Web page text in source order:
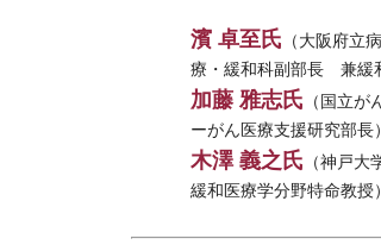
濱 卓至氏 （大阪府立
療・緩和科副部長 兼緩
加藤 雅志氏 （国立
ーがん医療支援研究部長）
木澤 義之氏 （神戸
緩和医療学分野特命教授）